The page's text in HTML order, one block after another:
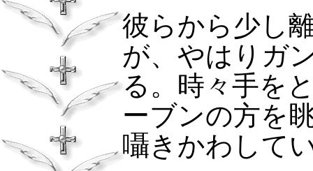
彼らから少し
が、やはりガ
る。時々手を
ーブンの方を
囁きかわして